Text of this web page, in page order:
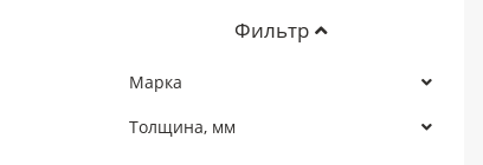
Фильтр
Марка
Толщина, мм